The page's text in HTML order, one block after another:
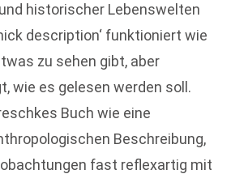
historischer Lebenswelten
description‘ funktioniert wie
zu sehen gibt, aber
wie es gelesen werden soll.
Buch wie eine
Beschreibung,
fast reflexartig mit